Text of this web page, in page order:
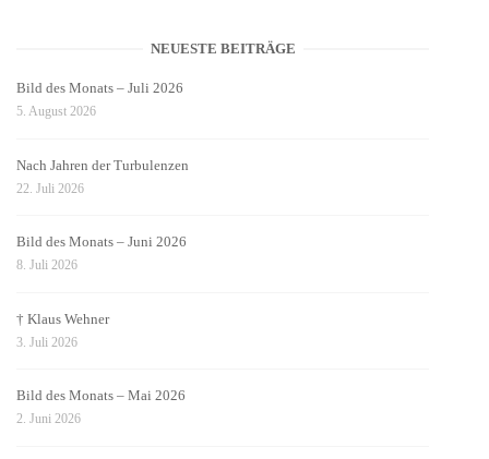
NEUESTE BEITRÄGE
Bild des Monats – Juli 2026
5. August 2026
Nach Jahren der Turbulenzen
22. Juli 2026
Bild des Monats – Juni 2026
8. Juli 2026
† Klaus Wehner
3. Juli 2026
Bild des Monats – Mai 2026
2. Juni 2026